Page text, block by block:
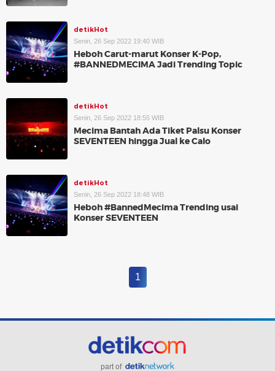
detikHot
Senin, 26 Sep 2022 19:40 WIB
Heboh Carut-marut Konser K-Pop,
#BANNEDMECIMA Jadi Trending Topic
detikHot
Senin, 26 Sep 2022 18:55 WIB
Mecima Bantah Ada Tiket Palsu Konser
SEVENTEEN hingga Jual ke Calo
detikHot
Senin, 26 Sep 2022 18:48 WIB
Heboh #BannedMecima Trending usai
Konser SEVENTEEN
1
part of